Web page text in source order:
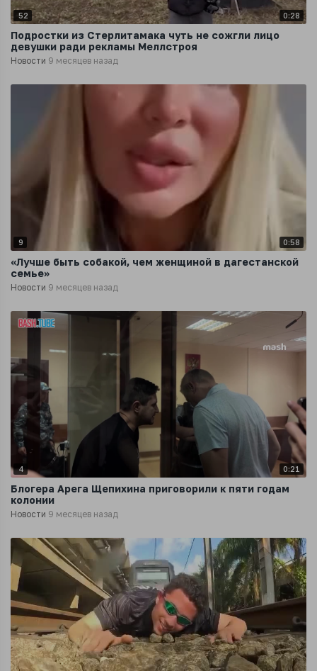
52 0:28
Подростки из Стерлитамака чуть не сожгли лицо
девушки ради рекламы Меллстроя
Новости 9 месяцев назад
9 0:58
«Лучше быть собакой, чем женщиной в дагестанской
семье»
Новости 9 месяцев назад
4 0:21
Блогера Арега Щепихина приговорили к пяти годам
колонии
Новости 9 месяцев назад